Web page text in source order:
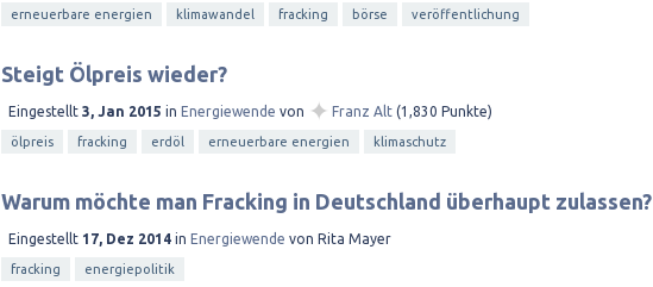
erneuerbare energien klimawandel fracking börse veröffentlichung
Steigt Ölpreis wieder?
Eingestellt 3, Jan 2015 in Energiewende von ✦ Franz Alt (1,830 Punkte)
ölpreis fracking erdöl erneuerbare energien klimaschutz
Warum möchte man Fracking in Deutschland überhaupt zulassen?
Eingestellt 17, Dez 2014 in Energiewende von Rita Mayer
fracking energiepolitik